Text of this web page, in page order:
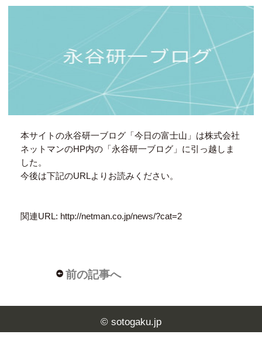
本サイトの永谷研一ブログ「今日の富士山」は株式会社
ネットマンのHP内の「永谷研一ブログ」に引っ越しま
した。
今後は下記のURLよりお読みください。
関連URL: http://netman.co.jp/news/?cat=2
前の記事へ
© sotogaku.jp